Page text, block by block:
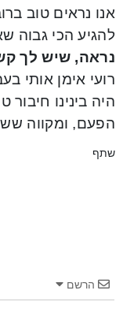
אנו נראים טוב
להגיע הכי גבוה
נראה, שיש לך
רועי אימן אותי
היה בינינו
הפעם, ומקווה
שתף
הרשם